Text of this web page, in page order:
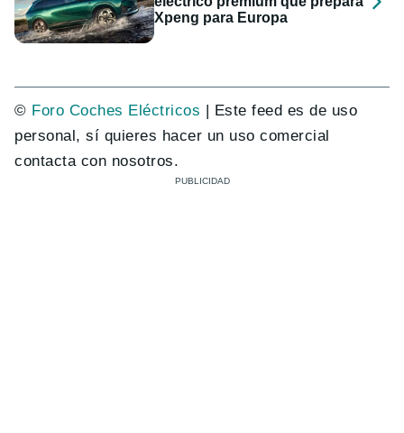
Xpeng para Europa
© Foro Coches Eléctricos | Este feed es de uso
personal, sí quieres hacer un uso comercial
contacta con nosotros.